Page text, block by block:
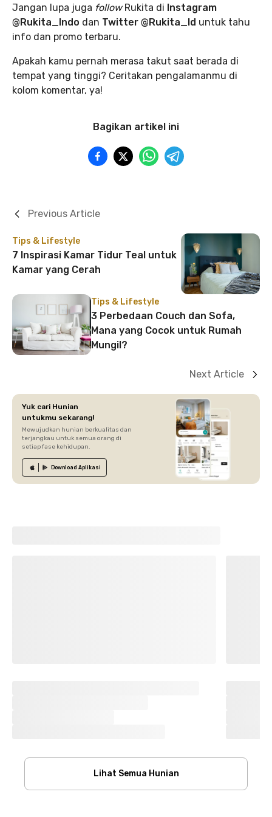
Jangan lupa juga followRukita di Instagram
@Rukita_Indo dan Twitter @Rukita_Id untuk tahu
info dan promo terbaru.
Apakah kamu pernah merasa takut saat berada di
tempat yang tinggi? Ceritakan pengalamanmu di
kolom komentar, ya!
Bagikan artikel ini
Tips & Lifestyle
7 Inspirasi Kamar Tidur Teal untuk
Kamar yang Cerah
Previous Article
Tips & Lifestyle
3 Perbedaan Couch dan Sofa,
Mana yang Cocok untuk Rumah
Mungil?
Next Article
Yuk cari Hunian
untukmu sekarang!
Mewujudkan hunian berkualitas dan
terjangkau untuk semua orang di
setiap fase kehidupan.
Download Aplikasi
Lihat Semua Hunian